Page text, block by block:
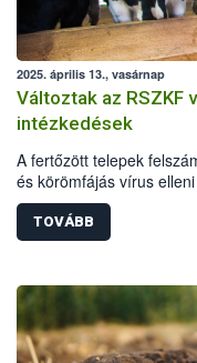
2025. április 13., vasárnap
Változtak az RSZKF
intézkedések
A fertőzött telepek
és körömfájás vírus
annak fenntartásáról is
védő- és megfigyelési
területeken: a fogékony
állatgondozási
laborvizsgálat után
negatív
TOVÁBB